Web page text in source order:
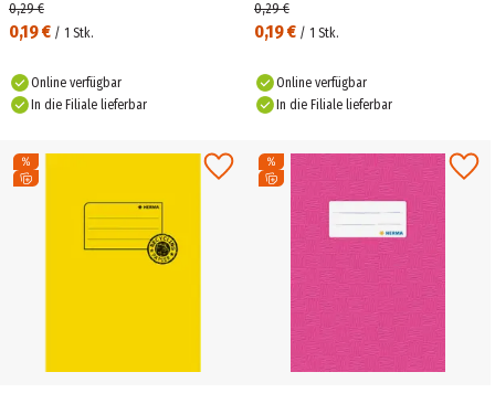
0,19 € / 1 Stk.
0,29 €
Online verfügbar
In die Filiale lieferbar
0,19 € / 1 Stk.
0,29 €
Online verfügbar
In die Filiale lieferbar